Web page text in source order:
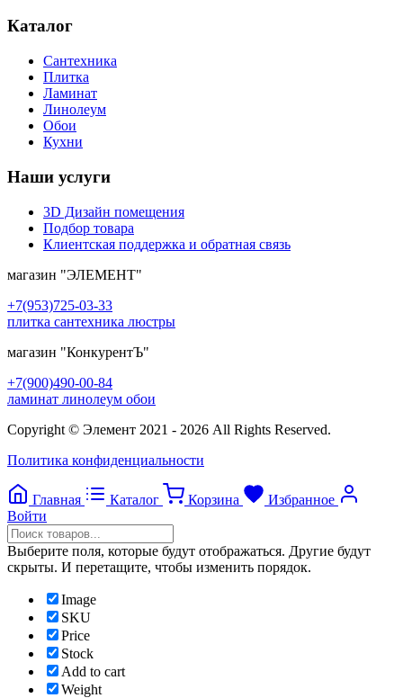
Каталог
Сантехника
Плитка
Ламинат
Линолеум
Обои
Кухни
Наши услуги
3D Дизайн помещения
Подбор товара
Клиентская поддержка и обратная связь
магазин "ЭЛЕМЕНТ"
+7(953)725-03-33
плитка сантехника люстры
магазин "КонкурентЪ"
+7(900)490-00-84
ламинат линолеум обои
Copyright © Элемент 2021 - 2026 All Rights Reserved.
Политика конфиденциальности
Главная Каталог Корзина
Избранное
Войти
Выберите поля, которые будут отображаться. Другие будут
скрыты. И перетащите, чтобы изменить порядок.
Image
SKU
Price
Stock
Add to cart
Weight